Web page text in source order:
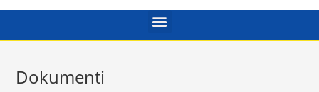
Dokumenti